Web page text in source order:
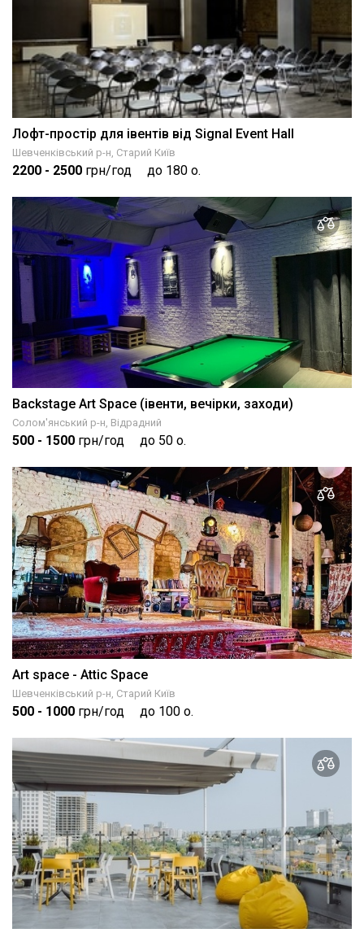
Лофт-простір для івентів від Signal Event Hall
Шевченківський р-н, Старий Київ
2200 - 2500 грн/год до 180 о.
Backstage Art Space (івенти, вечірки, заходи)
Солом'янський р-н, Відрадний
500 - 1500 грн/год до 50 о.
Art space - Attic Space
Шевченківський р-н, Старий Київ
500 - 1000 грн/год до 100 о.